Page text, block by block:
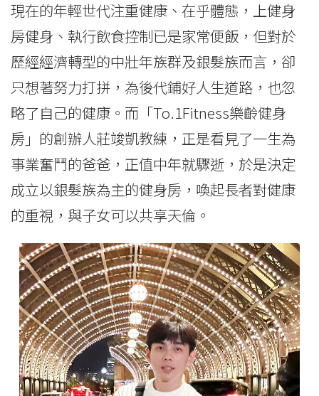
購
物
現在的年輕世代注重健康、在乎體態，上健身
房健身、執行飲食控制已是家常便飯，但對於
歷經經濟轉型的中壯年族群及銀髮族而言，卻
只想著努力打拼，為後代鋪好人生道路，也忽
略了自己的健康。而「To.1Fitness樂齡健身
房」的創辦人莊竣凱教練，正是看見了一生為
事業奮鬥的爸爸，正值中年就驟逝，於是決定
成立以銀髮族為主的健身房，喚起長者對健康
的重視，與子女可以共享天倫。